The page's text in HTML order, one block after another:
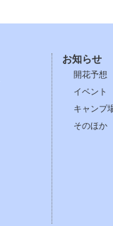
お知らせ
開花予想
イベント
キャンプ
そのほか